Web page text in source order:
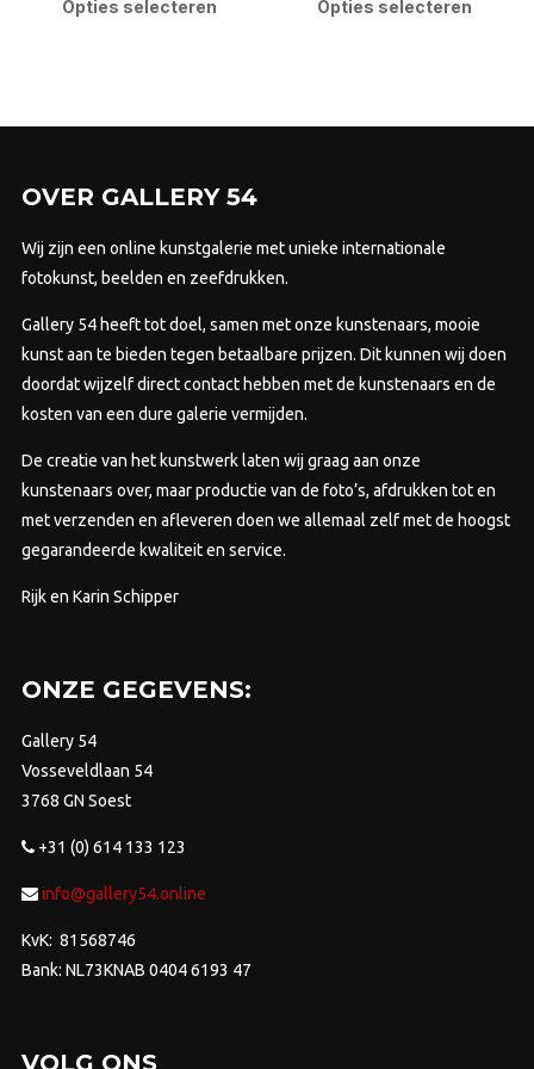
€1.950,00
Opties selecteren
Deze
worden
op
productpagina
€2.700,00
Opties selecteren
OVER GALLERY 54
Wij zijn een online kunstgalerie met unieke internationale
fotokunst, beelden en zeefdrukken.
Gallery 54 heeft tot doel, samen met onze kunstenaars, mooie
kunst aan te bieden tegen betaalbare prijzen. Dit kunnen wij doen
doordat wijzelf direct contact hebben met de kunstenaars en de
kosten van een dure galerie vermijden.
De creatie van het kunstwerk laten wij graag aan onze
kunstenaars over, maar productie van de foto’s, afdrukken tot en
met verzenden en afleveren doen we allemaal zelf met de hoogst
gegarandeerde kwaliteit en service.
Rijk en Karin Schipper
ONZE GEGEVENS:
Gallery 54
Vosseveldlaan 54
3768 GN Soest
+31 (0) 614 133 123
info@gallery54.online
KvK: 81568746
Bank: NL73KNAB 0404 6193 47
VOLG ONS